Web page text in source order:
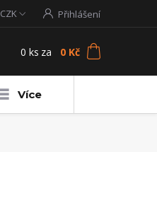
CZK Přihlášení
0 ks za 0 Kč
Více